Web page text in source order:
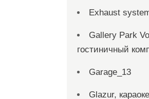
Exhaust
Gallery Park
гостиничный
Garage_13
Glazur,